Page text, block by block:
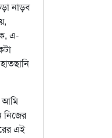
নাড়ব
এ-
আমি
নিজের
এই